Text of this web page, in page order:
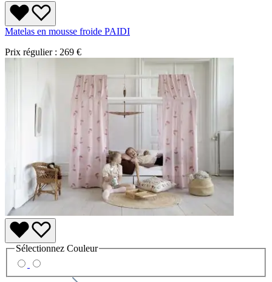
Matelas en mousse froide PAIDI
Prix régulier : 269 €
Sélectionnez Couleur